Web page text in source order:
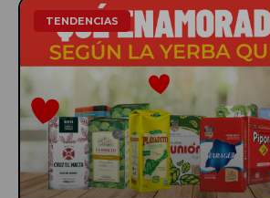
TENDENCIAS